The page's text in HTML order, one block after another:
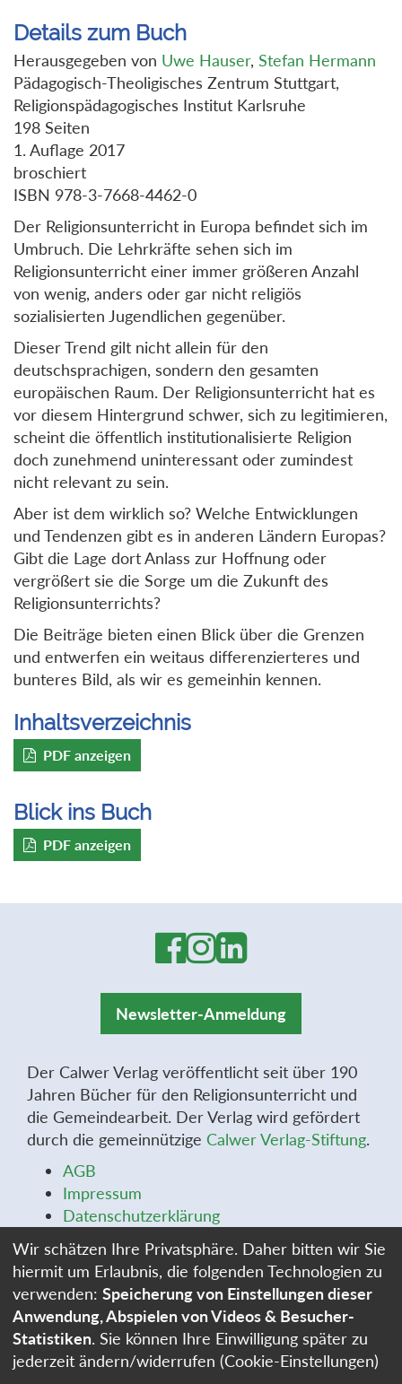
Details zum Buch
Herausgegeben von Uwe Hauser, Stefan Hermann
Pädagogisch-Theoligisches Zentrum Stuttgart,
Religionspädagogisches Institut Karlsruhe
198 Seiten
1. Auflage 2017
broschiert
ISBN 978-3-7668-4462-0
Der Religionsunterricht in Europa befindet sich im
Umbruch. Die Lehrkräfte sehen sich im
Religionsunterricht einer immer größeren Anzahl
von wenig, anders oder gar nicht religiös
sozialisierten Jugendlichen gegenüber.
Dieser Trend gilt nicht allein für den
deutschsprachigen, sondern den gesamten
europäischen Raum. Der Religionsunterricht hat es
vor diesem Hintergrund schwer, sich zu legitimieren,
scheint die öffentlich institutionalisierte Religion
doch zunehmend uninteressant oder zumindest
nicht relevant zu sein.
Aber ist dem wirklich so? Welche Entwicklungen
und Tendenzen gibt es in anderen Ländern Europas?
Gibt die Lage dort Anlass zur Hoffnung oder
vergrößert sie die Sorge um die Zukunft des
Religionsunterrichts?
Die Beiträge bieten einen Blick über die Grenzen
und entwerfen ein weitaus differenzierteres und
bunteres Bild, als wir es gemeinhin kennen.
Inhaltsverzeichnis
PDF anzeigen
Blick ins Buch
PDF anzeigen
Newsletter-Anmeldung
Der Calwer Verlag veröffentlicht seit über 190
Jahren Bücher für den Religionsunterricht und
die Gemeindearbeit. Der Verlag wird gefördert
durch die gemeinnützige Calwer Verlag-Stiftung.
AGB
Impressum
Datenschutzerklärung
Widerrufsbelehrung
Widerrufsformular
Stellenangebote
Cookie-Einstellungen
Wir schätzen Ihre Privatsphäre. Daher bitten wir Sie
hiermit um Erlaubnis, die folgenden Technologien zu
verwenden: Speicherung von Einstellungen dieser
Anwendung, Abspielen von Videos & Besucher-
Statistiken. Sie können Ihre Einwilligung später zu
jederzeit ändern/widerrufen (Cookie-Einstellungen)